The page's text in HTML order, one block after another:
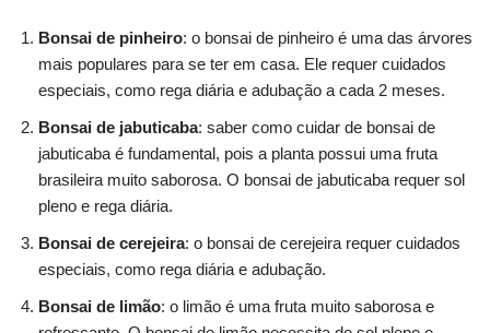
Bonsai de pinheiro: o bonsai de pinheiro é uma das árvores
mais populares para se ter em casa. Ele requer cuidados
especiais, como rega diária e adubação a cada 2 meses.
Bonsai de jabuticaba: saber como cuidar de bonsai de
jabuticaba é fundamental, pois a planta possui uma fruta
brasileira muito saborosa. O bonsai de jabuticaba requer sol
pleno e rega diária.
Bonsai de cerejeira: o bonsai de cerejeira requer cuidados
especiais, como rega diária e adubação.
Bonsai de limão: o limão é uma fruta muito saborosa e